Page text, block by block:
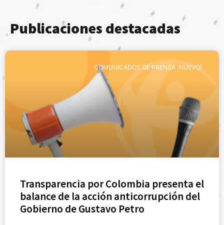
Publicaciones destacadas
COMUNICADOS DE PRENSA (NUEVO)
Transparencia por Colombia presenta el
balance de la acción anticorrupción del
Gobierno de Gustavo Petro